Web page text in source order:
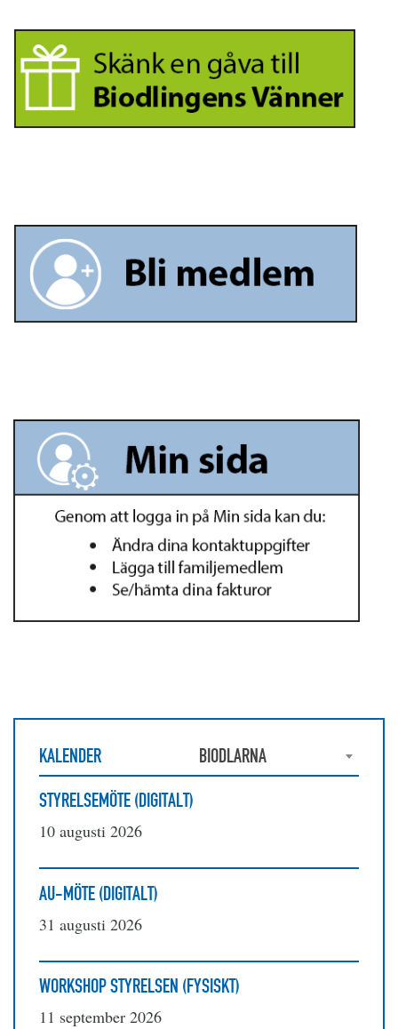
KALENDER
BIODLARNA
STYRELSEMÖTE (DIGITALT)
10 augusti 2026
AU-MÖTE (DIGITALT)
31 augusti 2026
WORKSHOP STYRELSEN (FYSISKT)
11 september 2026